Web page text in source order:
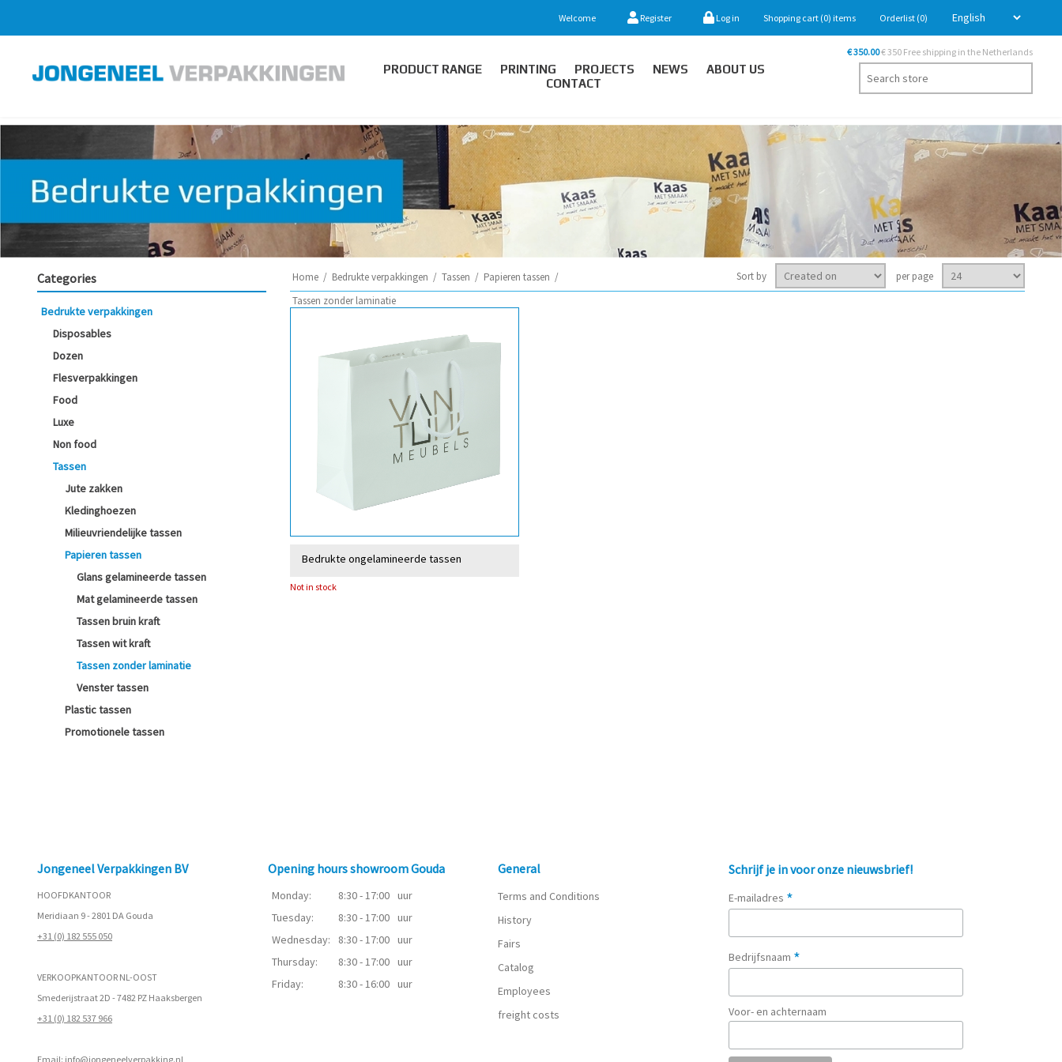
Welcome Register Log in Shopping cart (0) items Orderlist (0)
PRODUCT RANGE PRINTING PROJECTS NEWS
ABOUT US
CONTACT
€ 350.00€ 350 Free shipping in the Netherlands
Categories
Bedrukte verpakkingen
Disposables
Dozen
Flesverpakkingen
Food
Luxe
Non food
Tassen
Jute zakken
Kledinghoezen
Milieuvriendelijke tassen
Papieren tassen
Glans gelamineerde tassen
Mat gelamineerde tassen
Tassen bruin kraft
Tassen wit kraft
Tassen zonder laminatie
Venster tassen
Plastic tassen
Promotionele tassen
Home / Bedrukte verpakkingen / Tassen / Papieren tassen /
Tassen zonder laminatie
Sort by per page
Bedrukte ongelamineerde tassen
Not in stock
Jongeneel Verpakkingen BV
HOOFDKANTOOR
Meridiaan 9 - 2801 DA Gouda
+31 (0) 182 555 050
VERKOOPKANTOOR NL-OOST
Smederijstraat 2D - 7482 PZ Haaksbergen
+31 (0) 182 537 966
Email: info@jongeneelverpakking.nl
Opening hours showroom Gouda
Monday: 8:30 - 17:00 uur
Tuesday:
8:30 - 17:00 uur
Wednesday:
8:30 - 17:00 uur
Thursday:
8:30 - 17:00 uur
Friday:
8:30 - 16:00 uur
General
Terms and Conditions
History
Fairs
Catalog
Employees
freight costs
Schrijf je in voor onze nieuwsbrief!
E-mailadres *
Bedrijfsnaam *
Voor- en achternaam